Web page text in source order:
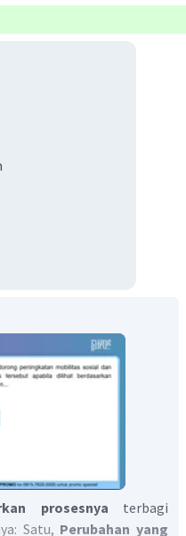
prosesnya terbagi
Satu, Perubahan yang